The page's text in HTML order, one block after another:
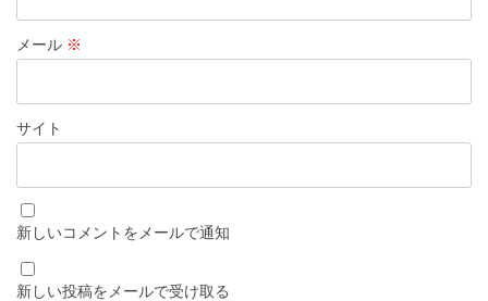
メール ※
サイト
新しいコメントをメールで通知
新しい投稿をメールで受け取る